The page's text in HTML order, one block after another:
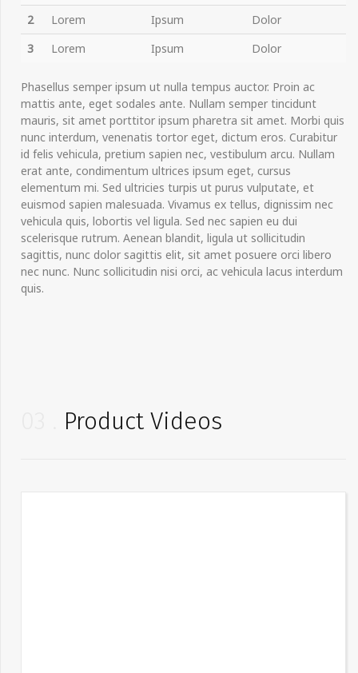
2
Lorem Ipsum
Dolor
3
Lorem Ipsum Dolor
Phasellus semper ipsum ut nulla tempus auctor. Proin ac
mattis ante, eget sodales ante. Nullam semper tincidunt
mauris, sit amet porttitor ipsum pharetra sit amet. Morbi quis
nunc interdum, venenatis tortor eget, dictum eros. Curabitur
id felis vehicula, pretium sapien nec, vestibulum arcu. Nullam
erat ante, condimentum ultrices ipsum eget, cursus
elementum mi. Sed ultricies turpis ut purus vulputate, et
euismod sapien malesuada. Vivamus ex tellus, dignissim nec
vehicula quis, lobortis vel ligula. Sed nec sapien eu dui
scelerisque rutrum. Aenean blandit, ligula ut sollicitudin
sagittis, nunc dolor sagittis elit, sit amet posuere orci libero
nec nunc. Nunc sollicitudin nisi orci, ac vehicula lacus interdum
quis.
Product Videos